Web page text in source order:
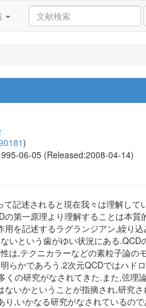
)
06-05 (Released:2008-04-14)
記述されると現在我々は理解し
第一原理より理解することは本
を記述するラグランジアン,繰り
いという歯がゆい状況にある
は,テクニカラーなどの素粒子論
らかであろう.2次元QCDではハド
の研究がなされてきた.また,弦理
いかということが指摘され,研究
,いかなる研究がなされているの